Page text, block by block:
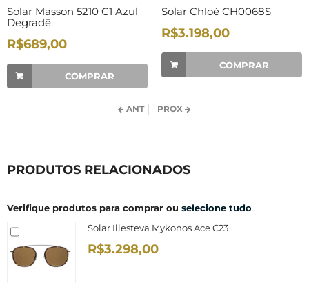
Solar Masson 5210 C1 Azul
Degradê
R$689,00
COMPRAR
Solar Chloé CH0068S
R$3.198,00
COMPRAR
ANT PROX
PRODUTOS RELACIONADOS
Verifique produtos para comprar ou selecione tudo
Solar Illesteva Mykonos Ace C23
R$3.298,00